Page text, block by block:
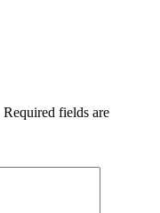
Required fields are